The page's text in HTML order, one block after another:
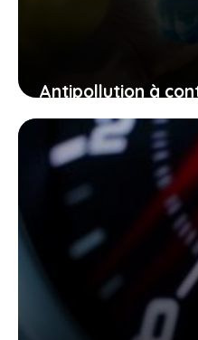
Antipollution à
intelligemment
un avenir sain